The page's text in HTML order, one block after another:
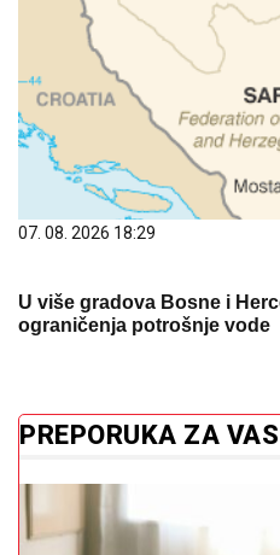
07. 08. 2026 18:29
U više gradova Bosne i
ograničenja potrošnje vode
PREPORUKA ZA VAS